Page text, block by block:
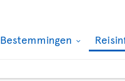
Bestemmingen